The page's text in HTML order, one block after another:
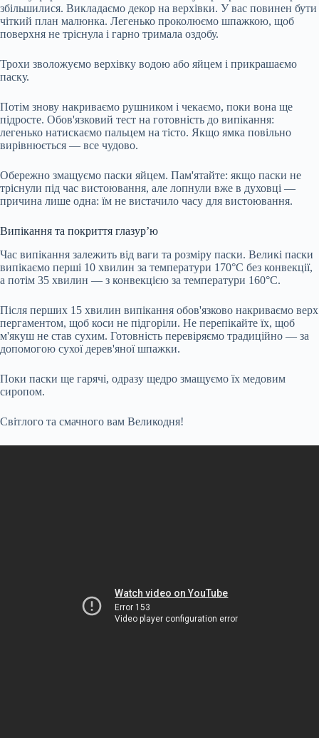
збільшилися. Викладаємо декор на верхівки. У вас повинен бути
чіткий план малюнка. Легенько проколюємо шпажкою, щоб
поверхня не тріснула і гарно тримала оздобу.
Трохи зволожуємо верхівку водою або яйцем і прикрашаємо
паску.
Потім знову накриваємо рушником і чекаємо, поки вона ще
підросте. Обов'язковий тест на готовність до випікання:
легенько натискаємо пальцем на тісто. Якщо ямка повільно
вирівнюється — все чудово.
Обережно змащуємо паски яйцем. Пам'ятайте: якщо паски не
тріснули під час вистоювання, але лопнули вже в духовці —
причина лише одна: їм не вистачило часу для вистоювання.
Випікання та покриття глазур’ю
Час випікання залежить від ваги та розміру паски. Великі паски
випікаємо перші 10 хвилин за температури 170°C без конвекції,
а потім 35 хвилин — з конвекцією за температури 160°C.
Після перших 15 хвилин випікання обов'язково накриваємо верх
пергаментом, щоб коси не підгоріли. Не перепікайте їх, щоб
м'якуш не став сухим. Готовність перевіряємо традиційно — за
допомогою сухої дерев'яної шпажки.
Поки паски ще гарячі, одразу щедро змащуємо їх медовим
сиропом.
Світлого та смачного вам Великодня!